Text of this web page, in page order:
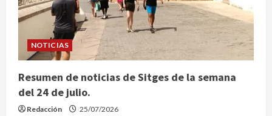
NOTICIAS
Resumen de noticias de Sitges de la semana
del 24 de julio.
Redacción 25/07/2026